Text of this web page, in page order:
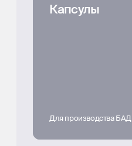
Капсулы
Для производства БАД